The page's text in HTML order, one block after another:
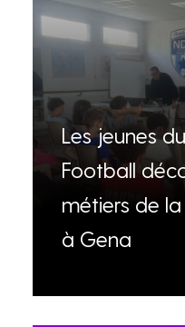
Les jeunes
Football
métiers de
à Gena